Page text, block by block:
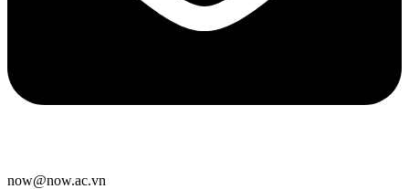
now@now.ac.vn